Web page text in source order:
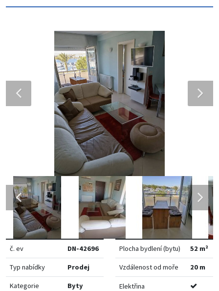
č. ev DN-42696
Typ nabídky Prodej
Kategorie Byty
Plocha bydlení (bytu) 52 m²
Vzdálenost od moře 20 m
Elektřina